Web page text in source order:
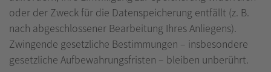
oder der Zweck für die Datenspeicherung entfällt (z. B.
nach abgeschlossener Bearbeitung Ihres Anliegens).
Zwingende gesetzliche Bestimmungen – insbesondere
gesetzliche Aufbewahrungsfristen – bleiben unberührt.